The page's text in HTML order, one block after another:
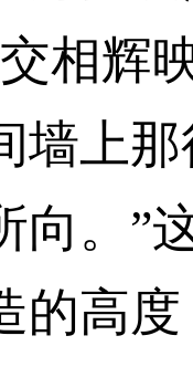
相辉
上那
向。”
的高